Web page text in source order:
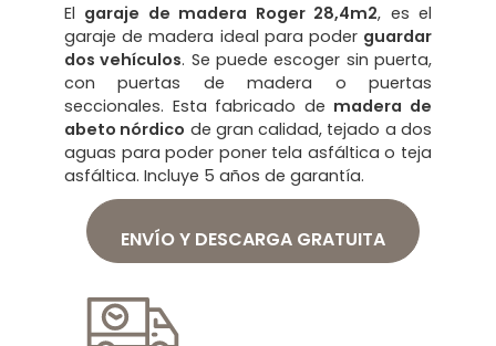
El garaje de madera Roger 28,4m2, es el
garaje de madera ideal para poder guardar
dos vehículos. Se puede escoger sin puerta,
con puertas de madera o puertas
seccionales. Esta fabricado de madera de
abeto nórdico de gran calidad, tejado a dos
aguas para poder poner tela asfáltica o teja
asfáltica. Incluye 5 años de garantía.
ENVÍO Y DESCARGA GRATUITA